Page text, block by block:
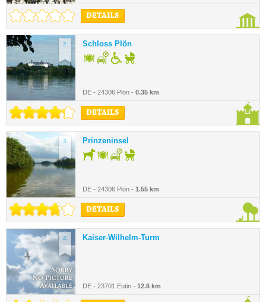
DETAILS
2. Schloss Plön
DE - 24306 Plön - 0.35 km
DETAILS
3. Prinzeninsel
DE - 24306 Plön - 1.55 km
DETAILS
4. Kaiser-Wilhelm-Turm
DE - 23701 Eutin - 12.6 km